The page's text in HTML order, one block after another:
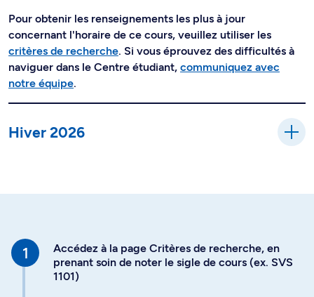
Pour obtenir les renseignements les plus à jour
concernant l'horaire de ce cours, veuillez utiliser les
critères de recherche. Si vous éprouvez des difficultés à
naviguer dans le Centre étudiant, communiquez avec
notre équipe.
Hiver 2026
Accédez à la page Critères de recherche, en
prenant soin de noter le sigle de cours (ex. SVS
1101)